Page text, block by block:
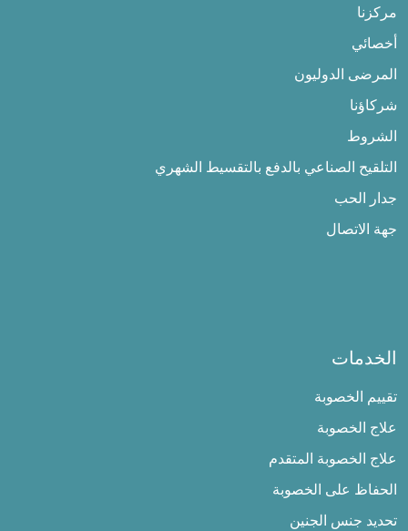
مركزنا
أخصائي
المرضى الدوليون
شركاؤنا
الشروط
التلقيح الصناعي بالدفع بالتقسيط الشهري
جدار الحب
جهة الاتصال
الخدمات
تقييم الخصوبة
علاج الخصوبة
علاج الخصوبة المتقدم
الحفاظ على الخصوبة
تحديد جنس الجنين